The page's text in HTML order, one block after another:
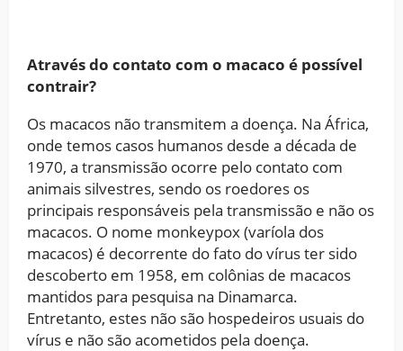
Através do contato com o macaco é possível
contrair?
Os macacos não transmitem a doença. Na África,
onde temos casos humanos desde a década de
1970, a transmissão ocorre pelo contato com
animais silvestres, sendo os roedores os
principais responsáveis pela transmissão e não os
macacos. O nome monkeypox (varíola dos
macacos) é decorrente do fato do vírus ter sido
descoberto em 1958, em colônias de macacos
mantidos para pesquisa na Dinamarca.
Entretanto, estes não são hospedeiros usuais do
vírus e não são acometidos pela doença.